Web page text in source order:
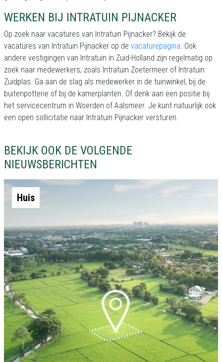
WERKEN BIJ INTRATUIN PIJNACKER
Op zoek naar vacatures van Intratuin Pijnacker? Bekijk de
vacatures van Intratuin Pijnacker op de vacaturepagina. Ook
andere vestigingen van Intratuin in Zuid-Holland zijn regelmatig op
zoek naar medewerkers, zoals Intratuin Zoetermeer of Intratuin
Zuidplas. Ga aan de slag als medewerker in de tuinwinkel, bij de
buitenpotterie of bij de kamerplanten. Of denk aan een positie bij
het servicecentrum in Woerden of Aalsmeer. Je kunt natuurlijk ook
een open sollicitatie naar Intratuin Pijnacker versturen.
BEKIJK OOK DE VOLGENDE
NIEUWSBERICHTEN
Huis